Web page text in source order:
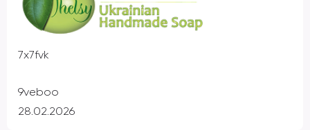
7x7fvk
9veboo
28.02.2026